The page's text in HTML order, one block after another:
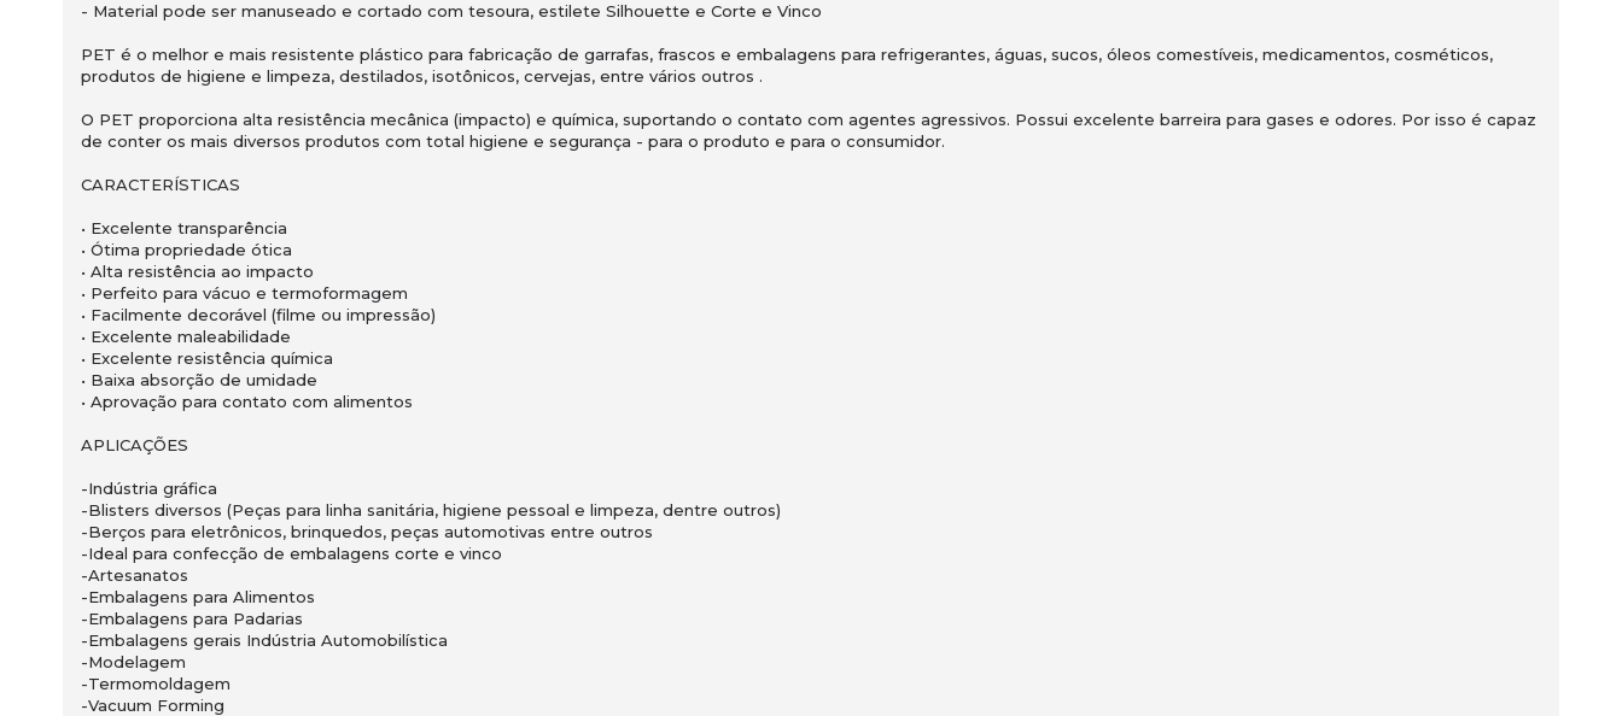
- Material pode ser manuseado e cortado com tesoura, estilete Silhouette e Corte e Vinco
PET é o melhor e mais resistente plástico para fabricação de garrafas, frascos e embalagens para refrigerantes, águas, sucos, óleos comestíveis, medicamentos, cosméticos,
produtos de higiene e limpeza, destilados, isotônicos, cervejas, entre vários outros .
O PET proporciona alta resistência mecânica (impacto) e química, suportando o contato com agentes agressivos. Possui excelente barreira para gases e odores. Por isso é capaz
de conter os mais diversos produtos com total higiene e segurança - para o produto e para o consumidor.
CARACTERÍSTICAS
• Excelente transparência
• Ótima propriedade ótica
• Alta resistência ao impacto
• Perfeito para vácuo e termoformagem
• Facilmente decorável (filme ou impressão)
• Excelente maleabilidade
• Excelente resistência química
• Baixa absorção de umidade
• Aprovação para contato com alimentos
APLICAÇÕES
-Indústria gráfica
-Blisters diversos (Peças para linha sanitária, higiene pessoal e limpeza, dentre outros)
-Berços para eletrônicos, brinquedos, peças automotivas entre outros
-Ideal para confecção de embalagens corte e vinco
-Artesanatos
-Embalagens para Alimentos
-Embalagens para Padarias
-Embalagens gerais Indústria Automobilística
-Modelagem
-Termomoldagem
-Vacuum Forming